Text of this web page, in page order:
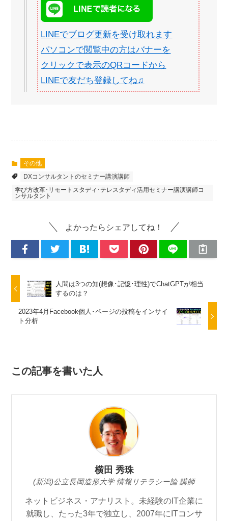
LINEでブログ更新を受け取れます
パソコンで閲覧中の方はバナーを
クリックで表示のQRコードから
LINEで友だち登録してね♫
その他
DXコンサルタントのセミナー講演講師
学び方改革･リモートスタディ･テレスタディ活用セミナー講演講師コ
ンサルタント
よかったらシェアしてね！
人間は3つの知(想像･記憶･理性)でChatGPTが相当
するのは？
2023年4月Facebook個人･ページの投稿をインサイ
ト分析
この記事を書いた人
横田 秀珠
(新潟)公立長岡造形大学 情報リテラシー論 講師
ネットビジネス・アナリスト。未経験のIT企業に
就職し、たった3年で独立し、2007年にITコンサ